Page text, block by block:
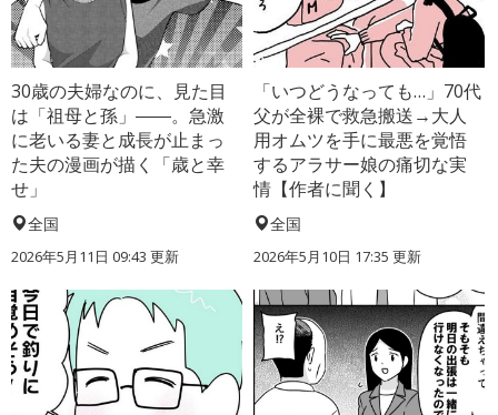
30歳の夫婦なのに、見た目
は「祖母と孫」――。急激
に老いる妻と成長が止まっ
た夫の漫画が描く「歳と幸
せ」
全国
2026年5月11日 09:43 更新
「いつどうなっても…」70代
父が全裸で救急搬送→大人
用オムツを手に最悪を覚悟
するアラサー娘の痛切な実
情【作者に聞く】
全国
2026年5月10日 17:35 更新